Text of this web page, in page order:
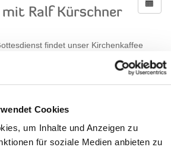
Cookies
um Inhalte und Anzeigen zu
für soziale Medien anbieten zu
Ralf Kürschner
findet unser Kirchenkaffee
St. Johannes-Platz 1